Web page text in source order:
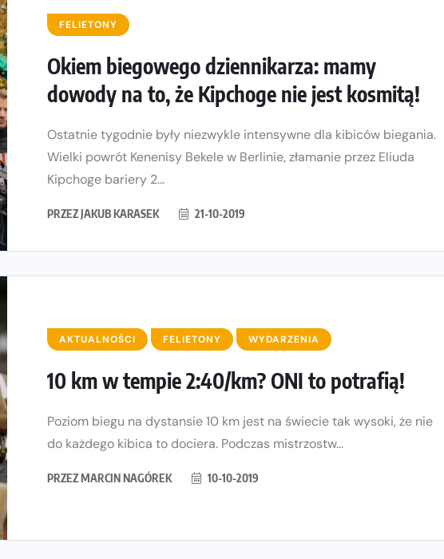
FELIETONY
Okiem biegowego dziennikarza: mamy
dowody na to, że Kipchoge nie jest kosmitą!
Ostatnie tygodnie były niezwykle intensywne dla kibiców biegania.
Wielki powrót Kenenisy Bekele w Berlinie, złamanie przez Eliuda
Kipchoge bariery 2...
PRZEZJAKUB KARASEK 21-10-2019
AKTUALNOŚCI FELIETONY WYDARZENIA
10 km w tempie 2:40/km? ONI to potrafią!
Poziom biegu na dystansie 10 km jest na świecie tak wysoki, że nie
do każdego kibica to dociera. Podczas mistrzostw...
PRZEZMARCIN NAGÓREK 10-10-2019